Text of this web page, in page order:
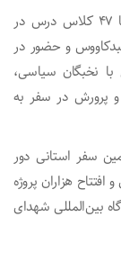
افتتاح استخر دانش‌آموزی گنبدکاووس، ۱۳ مدرسه با ۴۷ کلاس درس در
و حضور در
نخبگان سیاسی،
و پرورش در سفر به
سفر استانی دور
هزاران پروژه
بین‌المللی شهدای